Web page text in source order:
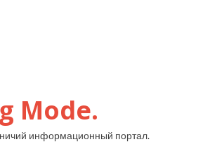
Mode.
информационный портал.